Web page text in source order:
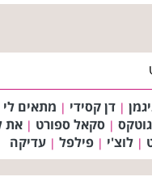
| דן קסידי | מתאים לי
גוטקס | סקאל ספורט | את
| לוצ'י | פילפל | עדיקה